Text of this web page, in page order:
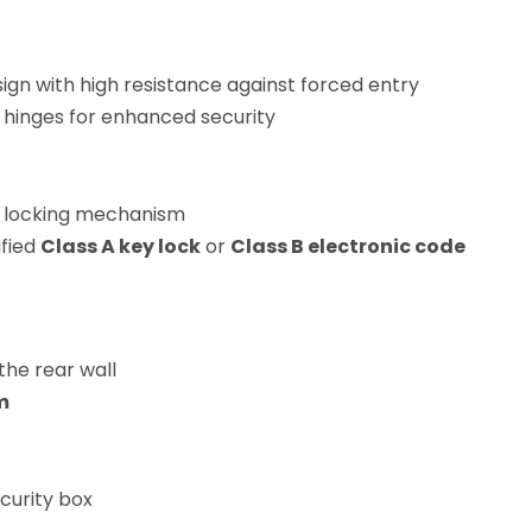
with high resistance against forced entry
for enhanced security
mechanism
Class A key lockor Class B electronic code
rear wall
box